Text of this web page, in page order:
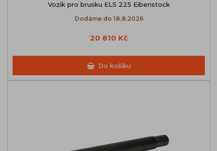
Vozík pro brusku ELS 225 Eibenstock
Dodáme do 18.8.2026
20 810 Kč
Do košíku